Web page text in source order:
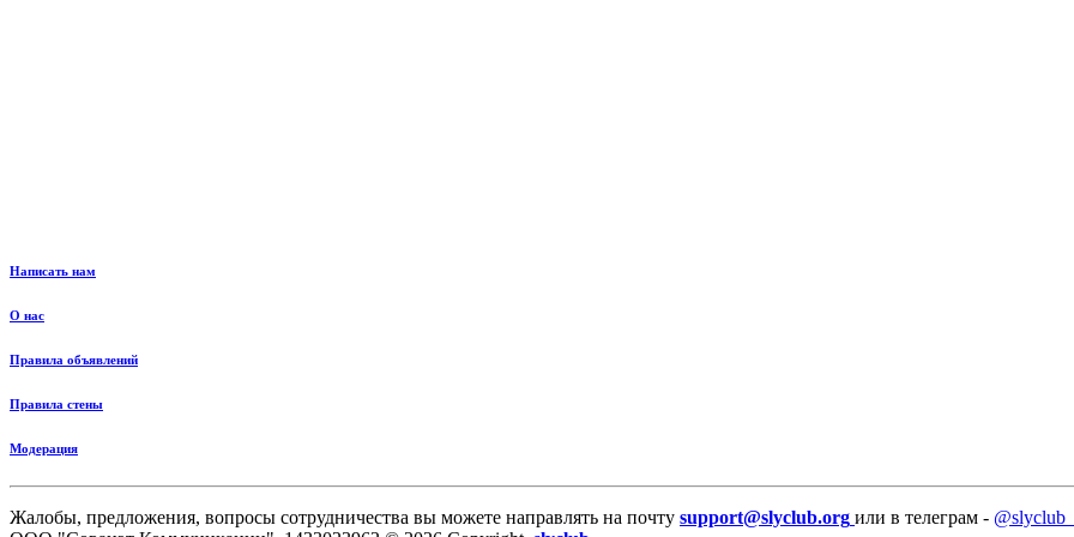
Написать нам
О нас
Правила объявлений
Правила стены
Модерация
Жалобы, предложения, вопросы сотрудничества вы можете направлять на почту support@slyclub.org или в телеграм -